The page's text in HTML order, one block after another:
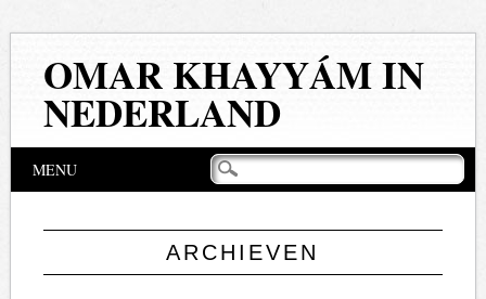
OMAR KHAYYÁM IN
NEDERLAND
Hoofdmenu
springen
MENU
ARCHIEVEN